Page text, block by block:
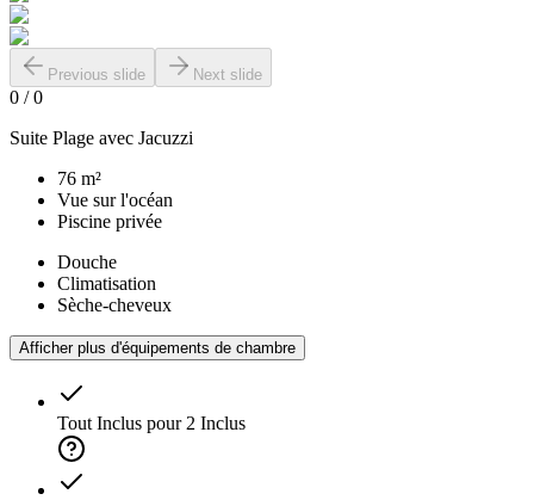
Previous slide Next slide
0 /0
Suite Plage avec Jacuzzi
76 m²
Vue sur l'océan
Piscine privée
Douche
Climatisation
Sèche-cheveux
Afficher plus d'équipements de chambre
Tout Inclus pour 2 Inclus